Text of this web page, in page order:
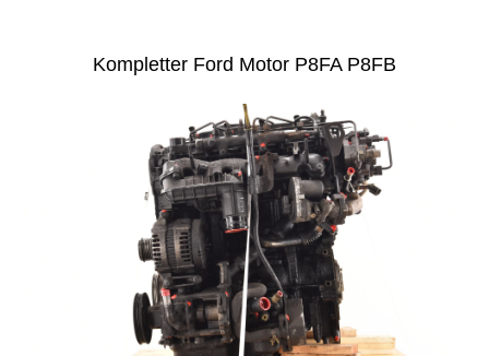
Kompletter Ford Motor P8FA P8FB